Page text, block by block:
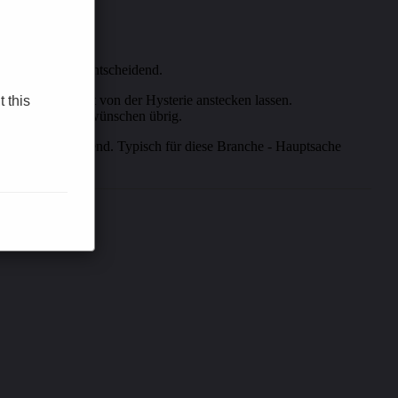
sind dabei entscheidend.
sich nicht von der Hysterie anstecken lassen.
lässt zu wünschen übrig.
entscheidend. Typisch für diese Branche - Hauptsache
this